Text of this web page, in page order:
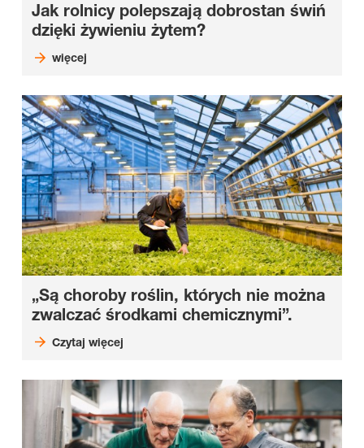
Jak rolnicy polepszają dobrostan świń
dzięki żywieniu żytem?
więcej
„Są choroby roślin, których nie można
zwalczać środkami chemicznymi”.
Czytaj więcej